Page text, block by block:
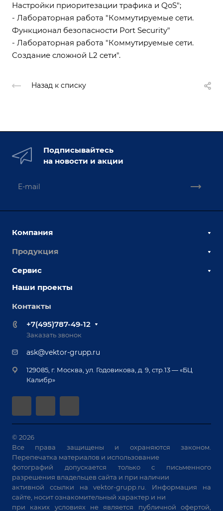
Настройки приоритезации трафика и QoS";
- Лабораторная работа "Коммутируемые сети.
Функционал безопасности Port Security"
- Лабораторная работа "Коммутируемые сети.
Создание сложной L2 сети".
Назад к списку
Подписывайтесь
на новости и акции
Компания
О компании
Выставки и мероприятия
Вопрос ответ
Реквизиты
Документы
Продукция
Сборочно-сварочные столы
Оснастка для сварочных столов
Оборудование для приварки крепежа
Приварной крепеж
Специализированные решения для сварки
Позиционеры и вращатели
Машины контактной сварки
Универсальные зажимы
Системы аспирации
Станки лазерной резки
Решения для учебных заведений
Сервис
Сервисное обслуживание
Обучение
Лизинг
Гарантия
автоматизации
Наши проекты
Контакты
+7(495)787-49-12
Заказать звонок
ask@vektor-grupp.ru
129085, г. Москва, ул. Годовикова, д. 9, стр.13 — «БЦ
Калибр»
© 2026
Все права защищены и охраняются законом.
Перепечатка материалов и использование
фотографий допускается только с письменного
разрешения владельцев сайта и при наличии
активной ссылки наvektor-grupp.ru . Информация на
сайте, носит ознакомительный характер и ни
при каких условиях не является публичной офертой,